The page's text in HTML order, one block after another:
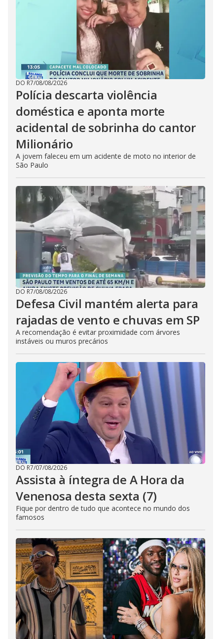
DO R7/08/08/2026
Polícia descarta violência
doméstica e aponta morte
acidental de sobrinha do cantor
Milionário
A jovem faleceu em um acidente de moto no interior de
São Paulo
DO R7/08/08/2026
Defesa Civil mantém alerta para
rajadas de vento e chuvas em SP
A recomendação é evitar proximidade com árvores
instáveis ou muros precários
DO R7/07/08/2026
Assista à íntegra de A Hora da
Venenosa desta sexta (7)
Fique por dentro de tudo que acontece no mundo dos
famosos